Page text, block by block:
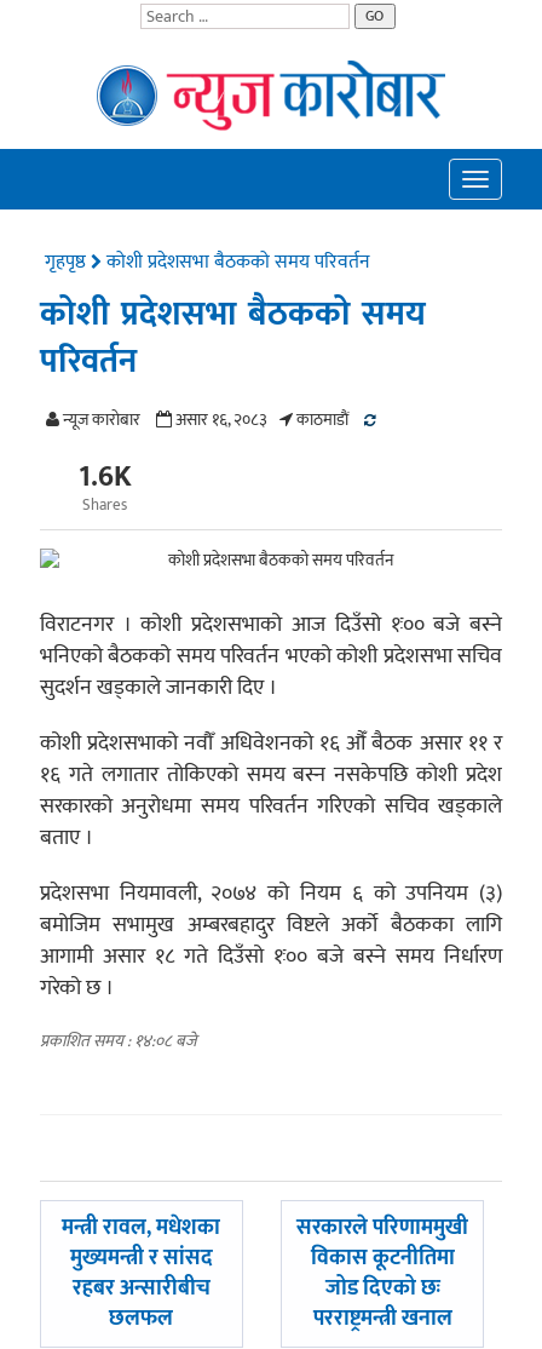
GO
Toggle
गृहपृष्ठ कोशी प्रदेशसभा बैठकको समय परिवर्तन
कोशी प्रदेशसभा बैठकको समय
परिवर्तन
न्यूज काराेबार असार १६, २०८३ काठमाडाैं
1.6K
Shares
विराटनगर । कोशी प्रदेशसभाको आज दिउँसो १ः०० बजे बस्ने
भनिएको बैठकको समय परिवर्तन भएको कोशी प्रदेशसभा सचिव
सुदर्शन खड्काले जानकारी दिए ।
कोशी प्रदेशसभाको नवौँ अधिवेशनको १६ औँ बैठक असार ११ र
१६ गते लगातार तोकिएको समय बस्न नसकेपछि कोशी प्रदेश
सरकारको अनुरोधमा समय परिवर्तन गरिएको सचिव खड्काले
बताए ।
प्रदेशसभा नियमावली, २०७४ को नियम ६ को उपनियम (३)
बमोजिम सभामुख अम्बरबहादुर विष्टले अर्को बैठकका लागि
आगामी असार १८ गते दिउँसो १ः०० बजे बस्ने समय निर्धारण
गरेको छ ।
प्रकाशित समय : १४:०८ बजे
पछिल्लाे
मन्त्री रावल, मधेशका
मुख्यमन्त्री र सांसद
रहबर अन्सारीबीच
छलफल
अघिल्लाे
सरकारले परिणाममुखी
विकास कूटनीतिमा
जोड दिएको छः
परराष्ट्रमन्त्री खनाल